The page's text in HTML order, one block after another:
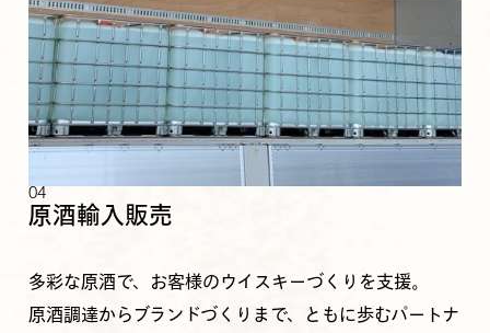
04
原酒輸入販売
多彩な原酒で、お客様のウイスキーづくりを支援。
原酒調達からブランドづくりまで、ともに歩むパートナ